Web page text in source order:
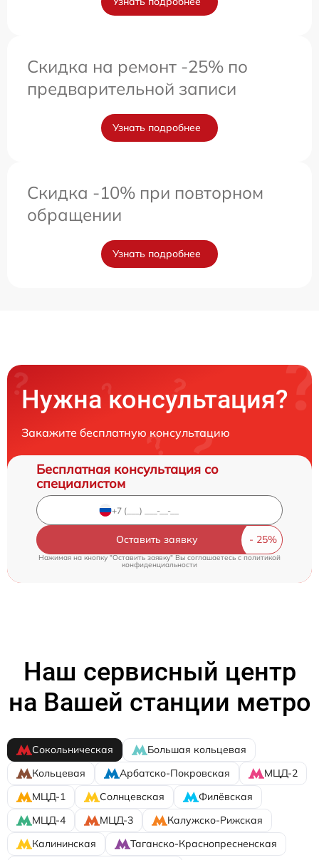
Скидка на ремонт -25% по
предварительной записи
Узнать подробнее
Скидка -10% при повторном
обращении
Узнать подробнее
Нужна консультация?
Закажите бесплатную консультацию
Бесплатная консультация со
специалистом
Оставить заявку
Нажимая на кнопку "Оставить заявку" Вы соглашаетесь cполитикой
конфиденциальности
Наш сервисный центр
на Вашей станции метро
Сокольническая
Большая кольцевая
Кольцевая
Арбатско-Покровская
МЦД-2
МЦД-1
Солнцевская
Филёвская
МЦД-4
МЦД-3
Калужско-Рижская
Калининская
Таганско-Краснопресненская